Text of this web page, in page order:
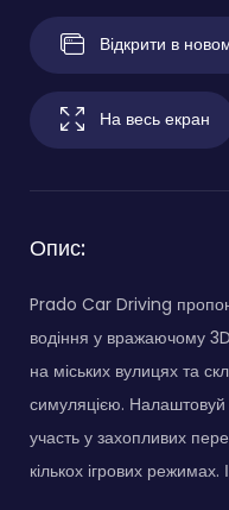
Відкрити в
На весь екран
Опис:
Prado Car Driving
водіння у вражаючому
на міських вулицях та
симуляцією. Налаштовуй
участь у захопливих
кількох ігрових режимах.